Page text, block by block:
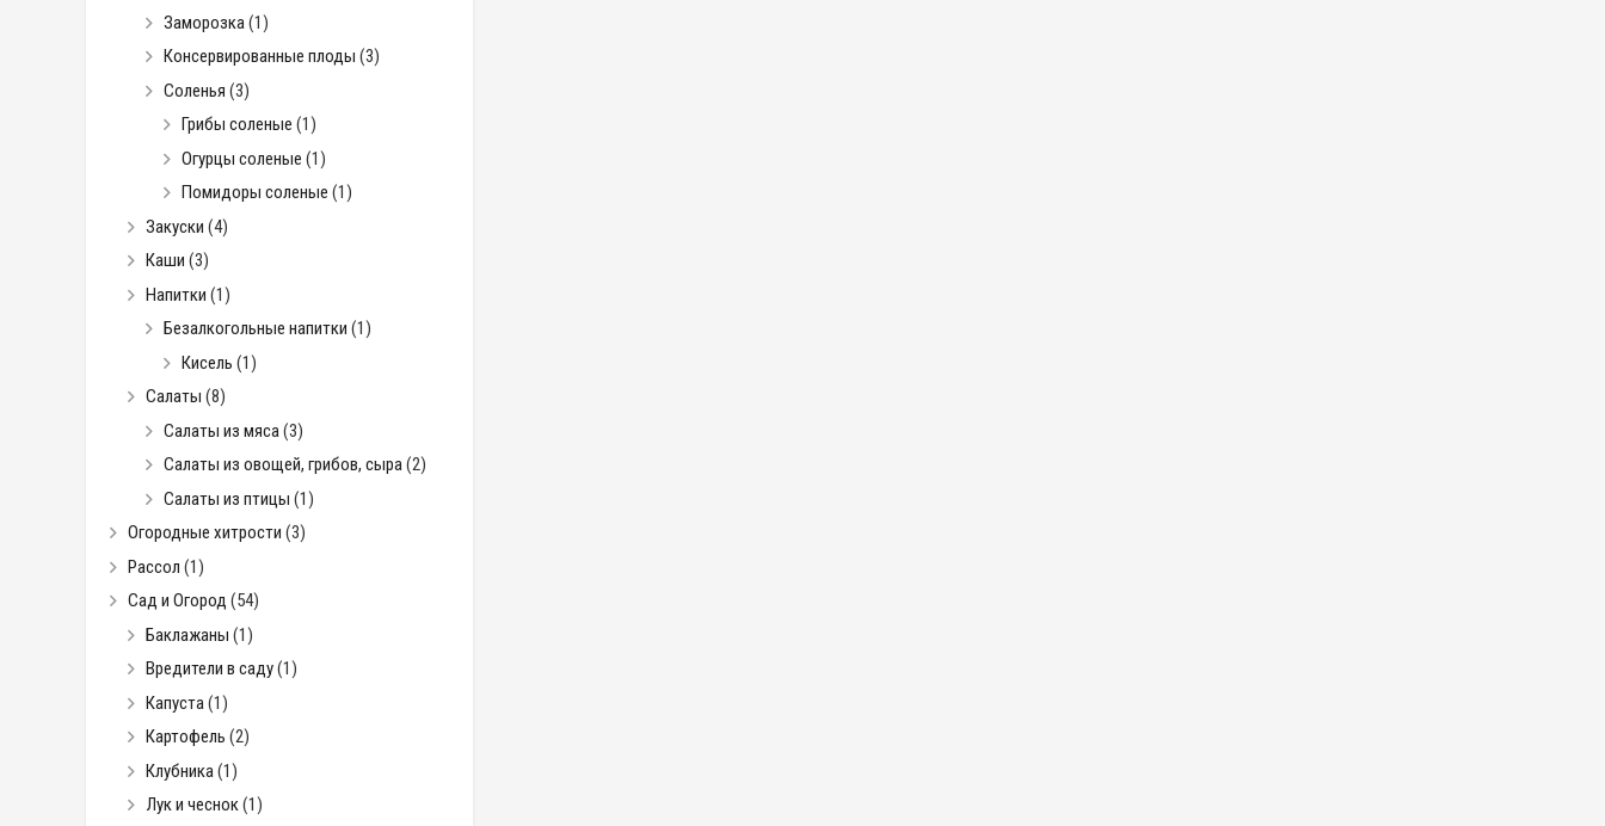
Заморозка (1)
Консервированные плоды (3)
Соленья (3)
Грибы соленые (1)
Огурцы соленые (1)
Помидоры соленые (1)
Закуски (4)
Каши (3)
Напитки (1)
Безалкогольные напитки (1)
Кисель (1)
Салаты (8)
Салаты из мяса (3)
Салаты из овощей, грибов, сыра(2)
Салаты из птицы (1)
Огородные хитрости (3)
Рассол (1)
Сад и Огород (54)
Баклажаны (1)
Вредители в саду(1)
Капуста (1)
Картофель (2)
Клубника (1)
Лук и чеснок(1)